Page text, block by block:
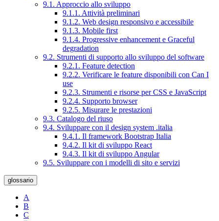
9.1. Approccio allo sviluppo
9.1.1. Attività preliminari
9.1.2. Web design responsivo e accessibile
9.1.3. Mobile first
9.1.4. Progressive enhancement e Graceful
degradation
9.2. Strumenti di supporto allo sviluppo del software
9.2.1. Feature detection
9.2.2. Verificare le feature disponibili con Can I
use
9.2.3. Strumenti e risorse per CSS e JavaScript
9.2.4. Supporto browser
9.2.5. Misurare le prestazioni
9.3. Catalogo del riuso
9.4. Sviluppare con il design system .italia
9.4.1. Il framework Bootstrap Italia
9.4.2. Il kit di sviluppo React
9.4.3. Il kit di sviluppo Angular
9.5. Sviluppare con i modelli di sito e servizi
glossario
A
B
C